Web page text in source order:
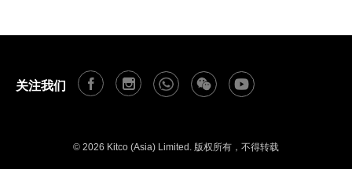
关注我们
© 2026 Kitco (Asia) Limited. 版权所有，不得转载